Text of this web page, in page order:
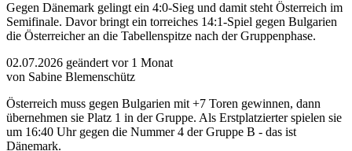
Gegen Dänemark gelingt ein 4:0-Sieg und damit steht Österreich im
Semifinale. Davor bringt ein torreiches 14:1-Spiel gegen Bulgarien
die Österreicher an die Tabellenspitze nach der Gruppenphase.
02.07.2026 geändert vor 1 Monat
von Sabine Blemenschütz
Österreich muss gegen Bulgarien mit +7 Toren gewinnen, dann
übernehmen sie Platz 1 in der Gruppe. Als Erstplatzierter spielen sie
um 16:40 Uhr gegen die Nummer 4 der Gruppe B - das ist
Dänemark.